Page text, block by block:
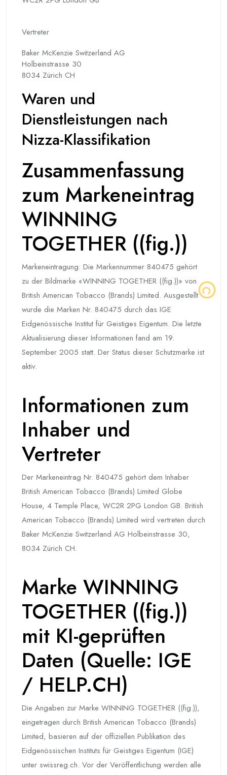
Vertreter
Baker McKenzie Switzerland AG
Holbeinstrasse 30
8034 Zürich CH
Waren und
Dienstleistungen nach
Nizza-Klassifikation
Zusammenfassung
zum Markeneintrag
WINNING
TOGETHER ((fig.))
Markeneintragung: Die Markennummer 840475 gehört
zu der Bildmarke «WINNING TOGETHER ((fig.))» von
British American Tobacco (Brands) Limited. Ausgestellt
wurde die Marken Nr. 840475 durch das IGE
Eidgenössische Institut für Geistiges Eigentum. Die letzte
Aktualisierung dieser Informationen fand am 19.
September 2005 statt. Der Status dieser Schutzmarke ist
aktiv.
Informationen zum
Inhaber und
Vertreter
Der Markeneintrag Nr. 840475 gehört dem Inhaber
British American Tobacco (Brands) Limited Globe
House, 4 Temple Place, WC2R 2PG London GB. British
American Tobacco (Brands) Limited wird vertreten durch
Baker McKenzie Switzerland AG Holbeinstrasse 30,
8034 Zürich CH.
Marke WINNING
TOGETHER ((fig.))
mit KI-geprüften
Daten (Quelle: IGE
/ HELP.CH)
Die Angaben zur Marke WINNING TOGETHER ((fig.)),
eingetragen durch British American Tobacco (Brands)
Limited, basieren auf der offiziellen Publikation des
Eidgenössischen Instituts für Geistiges Eigentum (IGE)
unter swissreg.ch. Vor der Veröffentlichung werden alle